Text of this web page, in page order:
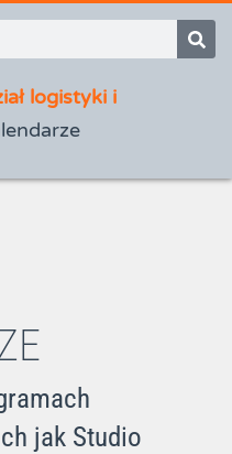
logistyki i
jak Studio